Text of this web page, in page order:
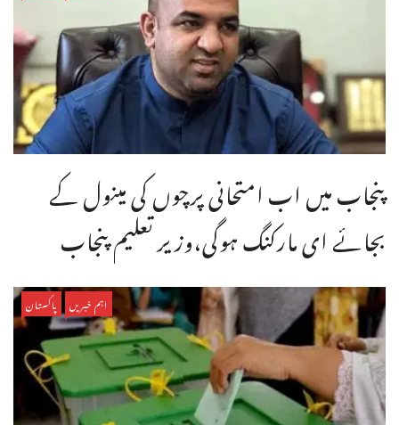
پنجاب میں اب امتحانی پرچوں کی مینول کے
بجائے ای مارکنگ ہوگی،وزیر تعلیم پنجاب
اہم خبریں پاکستان